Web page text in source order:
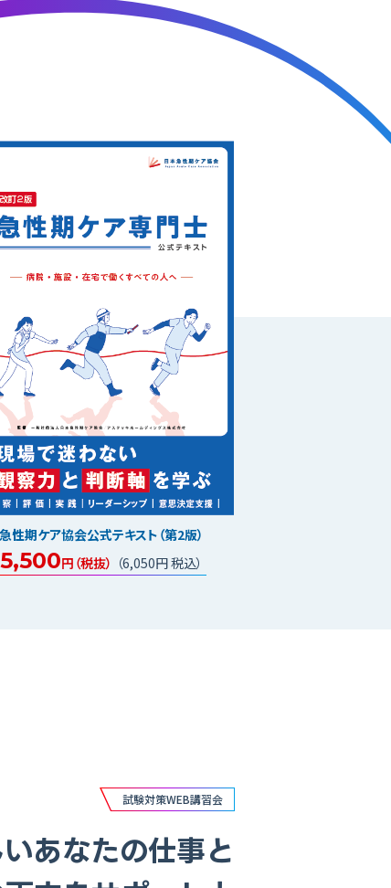
急性期ケア協会公式テキスト（第2版）
5,500円（税抜） （6,050円 税込）
試験対策WEB講習会
あなたの仕事と